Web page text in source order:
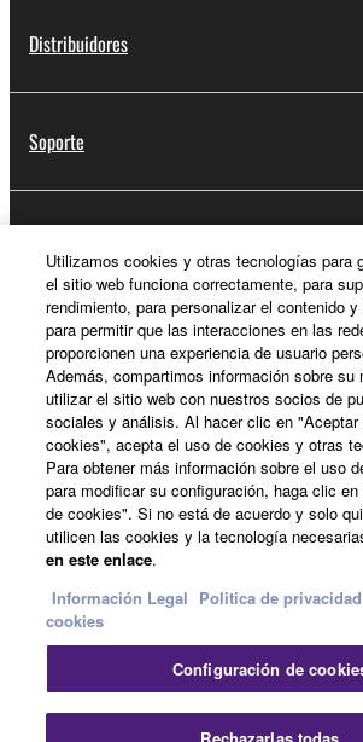
Distribuidores
Soporte
Acerca de Yamaha
España - Spanish
Empresa
Contacte con nosotros
Politica de privacidadPolítica
Utilizamos cookies y otras tecnologías para
el sitio web funciona correctamente, para
rendimiento, para personalizar el contenido
para permitir que las interacciones en las
proporcionen una experiencia de usuario
Además, compartimos información sobre su
utilizar el sitio web con nuestros socios de
sociales y análisis. Al hacer clic en "Aceptar
cookies", acepta el uso de cookies y otras
Para obtener más información sobre el uso
para modificar su configuración, haga clic
de cookies". Si no está de acuerdo y solo
utilicen las cookies y la tecnología
en este enlace.
Información Legal Politica de privacidad
cookies
Configuración de